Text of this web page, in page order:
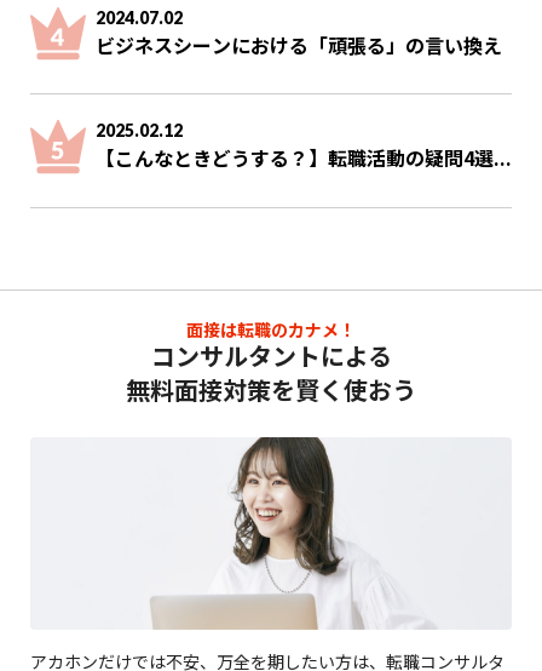
2024.07.02
ビジネスシーンにおける「頑張る」の言い換え
2025.02.12
【こんなときどうする？】転職活動の疑問4選...
面接は転職のカナメ！
コンサルタントによる
無料面接対策を賢く使おう
アカホンだけでは不安、万全を期したい方は、転職コンサルタ